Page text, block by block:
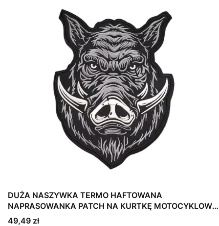
DUŻA NASZYWKA TERMO HAFTOWANA
NAPRASOWANKA PATCH NA KURTKĘ MOTOCYKLOWĄ
DZIK
Cena
49,49 zł